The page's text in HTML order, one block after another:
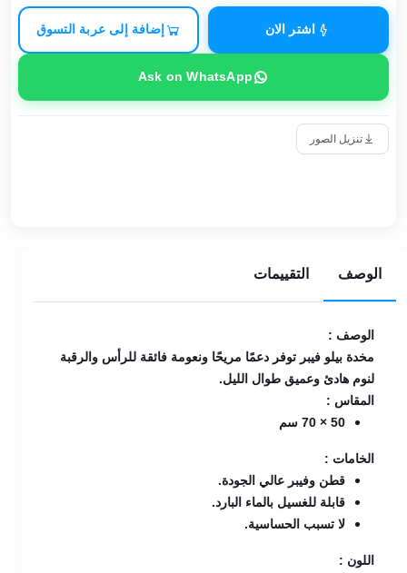
اشتر الان إضافة إلى عربة التسوق
Ask on WhatsApp
تنزيل الصور
الوصف التقييمات
الوصف :
مخدة بيلو فيبر توفر دعمًا مريحًا ونعومة فائقة للرأس والرقبة
لنوم هادئ وعميق طوال الليل.
المقاس :
50 × 70 سم
الخامات :
قطن وفيبر عالي الجودة.
قابلة للغسيل بالماء البارد.
لا تسبب الحساسية.
اللون :